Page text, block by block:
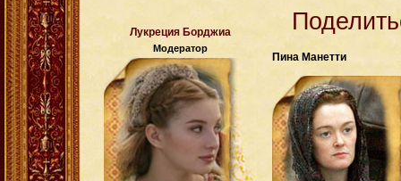
Лукреция Борджиа
Модератор
Пина Манетти